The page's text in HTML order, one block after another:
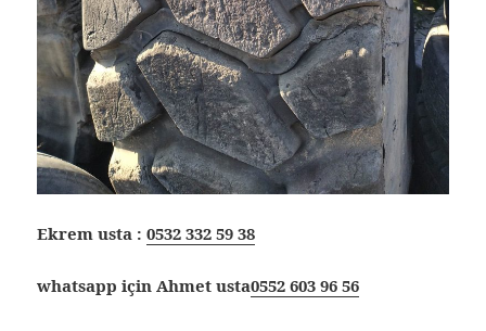
Ekrem usta :0532 332 59 38
whatsapp için Ahmet usta0552 603 96 56